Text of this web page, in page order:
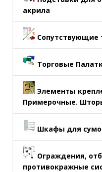
акрила
Сопутствующие
Торговые
Элементы
Примерочные.
Шкафы для
Ограждения,
противокражные